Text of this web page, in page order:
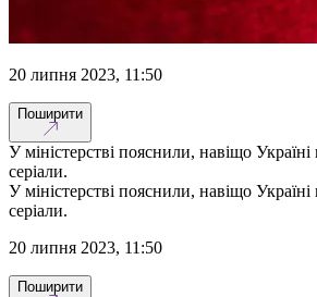
20 липня 2023, 11:50
Поширити
У міністерстві пояснили, навіщо Україні
серіали.
У міністерстві пояснили, навіщо Україні
серіали.
20 липня 2023, 11:50
Поширити